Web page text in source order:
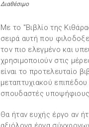
Διαθέσιμο
Με το "Βιβλίο της
σειρά αυτή που
τον πιο ελεγμένο και
χρησιμοποιούν στις
είναι το προτελευταίο
μεταπτυχιακού επιπέδου
σπουδαστές υποψήφιους
Θα ήταν ευχής έργο αν